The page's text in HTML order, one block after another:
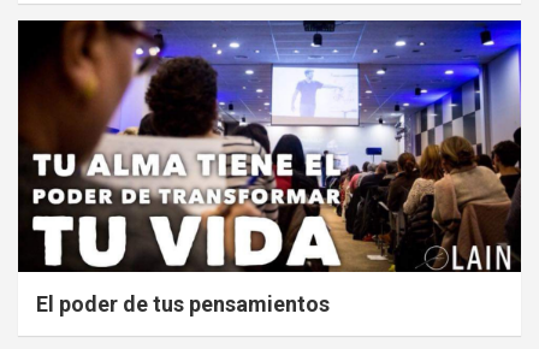
El poder de tus pensamientos